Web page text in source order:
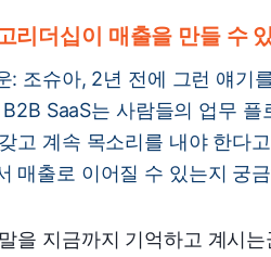
리더십이 매출을 만들 수
: 조슈아, 2년 전에 그런 얘기
SaaS는 사람들의 업무
고 계속 목소리를 내야 한다
매출로 이어질 수 있는지 궁
을 지금까지 기억하고 계시